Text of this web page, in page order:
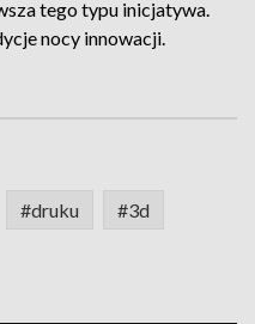
tego typu inicjatywa.
nocy innowacji.
#druku #3d